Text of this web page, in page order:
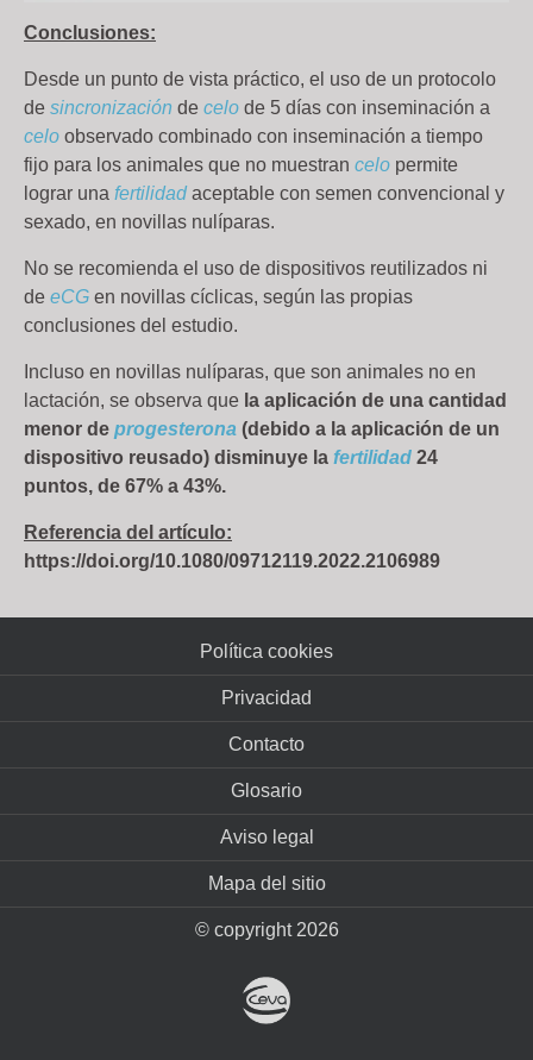
Conclusiones:
Desde un punto de vista práctico, el uso de un protocolo
de sincronización de celo de 5 días con inseminación a
celo observado combinado con inseminación a tiempo
fijo para los animales que no muestran celo permite
lograr una fertilidadaceptable con semen convencional y
sexado, en novillas nulíparas.
No se recomienda el uso de dispositivos reutilizados ni
de eCG en novillas cíclicas, según las propias
conclusiones del estudio.
Incluso en novillas nulíparas, que son animales no en
lactación, se observa que la aplicación de una cantidad
menor de progesterona (debido a la aplicación de un
dispositivo reusado) disminuye la fertilidad 24
puntos, de 67% a 43%.
Referencia del artículo:
https://doi.org/10.1080/09712119.2022.2106989
Política cookies
Privacidad
Contacto
Glosario
Aviso legal
Mapa del sitio
© copyright 2026